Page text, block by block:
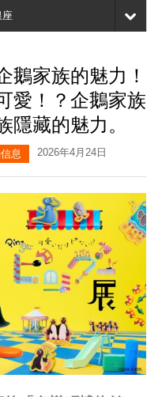
座
鵝家族的魅力！
愛！？企鵝家族
隱藏的魅力。
息 2026年4月24日